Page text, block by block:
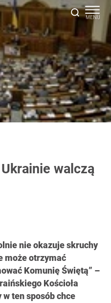
walczą
nie okazuje skruchy
może otrzymać
Komunię Świętą” –
Kościoła
ten sposób chce